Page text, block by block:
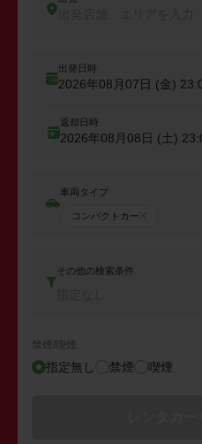
出発日時
2026年08月07日 (金)
返却日時
2026年08月08日 (土)
車両タイプ
コンパクトカー
その他の検索条件
禁煙/喫煙
指定無し 禁煙 喫煙